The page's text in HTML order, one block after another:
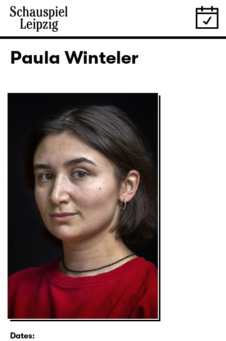
Paula Winteler
Dates: